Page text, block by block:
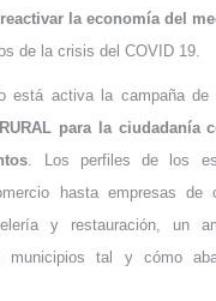
la economía del
de la crisis del COVID 19.
está activa la campaña de
para la ciudadanía
. Los perfiles de los
hasta empresas
y restauración, un
municipios tal y cómo